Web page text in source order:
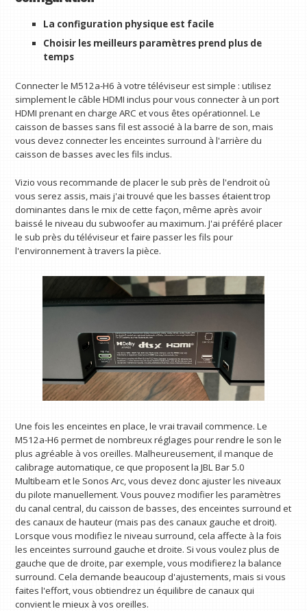
La configuration physique est facile
Choisir les meilleurs paramètres prend plus de
temps
Connecter le M512a-H6 à votre téléviseur est simple : utilisez
simplement le câble HDMI inclus pour vous connecter à un port
HDMI prenant en charge ARC et vous êtes opérationnel. Le
caisson de basses sans fil est associé à la barre de son, mais
vous devez connecter les enceintes surround à l'arrière du
caisson de basses avec les fils inclus.
Vizio vous recommande de placer le sub près de l'endroit où
vous serez assis, mais j'ai trouvé que les basses étaient trop
dominantes dans le mix de cette façon, même après avoir
baissé le niveau du subwoofer au maximum. J'ai préféré placer
le sub près du téléviseur et faire passer les fils pour
l'environnement à travers la pièce.
Une fois les enceintes en place, le vrai travail commence. Le
M512a-H6 permet de nombreux réglages pour rendre le son le
plus agréable à vos oreilles. Malheureusement, il manque de
calibrage automatique, ce que proposent la JBL Bar 5.0
Multibeam et le Sonos Arc, vous devez donc ajuster les niveaux
du pilote manuellement. Vous pouvez modifier les paramètres
du canal central, du caisson de basses, des enceintes surround et
des canaux de hauteur (mais pas des canaux gauche et droit).
Lorsque vous modifiez le niveau surround, cela affecte à la fois
les enceintes surround gauche et droite. Si vous voulez plus de
gauche que de droite, par exemple, vous modifierez la balance
surround. Cela demande beaucoup d'ajustements, mais si vous
faites l'effort, vous obtiendrez un équilibre de canaux qui
convient le mieux à vos oreilles.